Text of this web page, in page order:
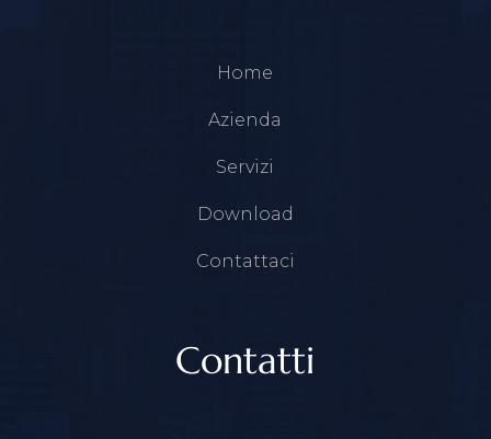
Home
Azienda
Servizi
Download
Contattaci
Contatti